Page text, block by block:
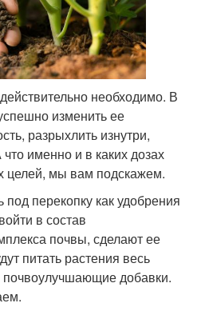
необходимо. В
изменить ее
разрыхлить изнутри,
именно и в каких дозах
целей, мы вам подскажем.
перекопку как удобрения
в состав
почвы, сделают ее
питать растения весь
добавки.